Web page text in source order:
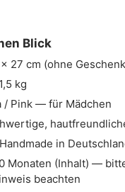
Blick
27 cm (ohne
kg
/ Pink — für Mädchen
in
Monaten (Inhalt) —
beachten